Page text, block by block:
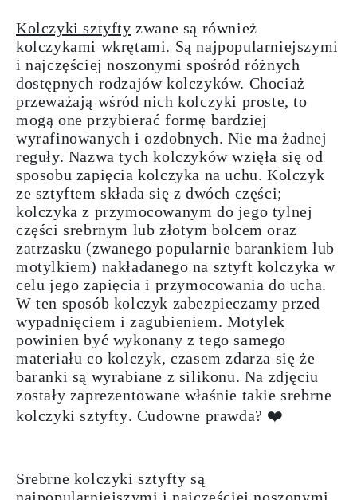
Kolczyki sztyfty zwane są również
kolczykami wkrętami. Są najpopularniejszymi
i najczęściej noszonymi spośród różnych
dostępnych rodzajów kolczyków. Chociaż
przeważają wśród nich kolczyki proste, to
mogą one przybierać formę bardziej
wyrafinowanych i ozdobnych. Nie ma żadnej
reguły. Nazwa tych kolczyków wzięła się od
sposobu zapięcia kolczyka na uchu. Kolczyk
ze sztyftem składa się z dwóch części;
kolczyka z przymocowanym do jego tylnej
części srebrnym lub złotym bolcem oraz
zatrzasku (zwanego popularnie barankiem lub
motylkiem) nakładanego na sztyft kolczyka w
celu jego zapięcia i przymocowania do ucha.
W ten sposób kolczyk zabezpieczamy przed
wypadnięciem i zagubieniem. Motylek
powinien być wykonany z tego samego
materiału co kolczyk, czasem zdarza się że
baranki są wyrabiane z silikonu. Na zdjęciu
zostały zaprezentowane właśnie takie srebrne
kolczyki sztyfty. Cudowne prawda? ❤️
Srebrne kolczyki sztyfty są